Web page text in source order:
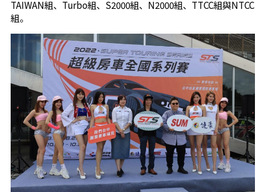
TAIWAN組、Turbo組、S2000組、N2000組、TTCC組與NTCC
組。